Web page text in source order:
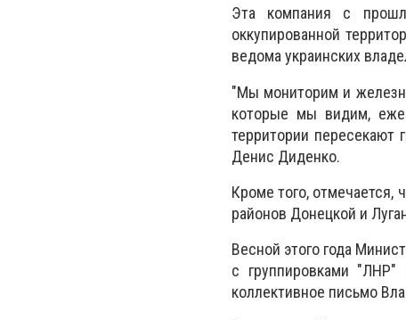
Эта компания с
оккупированной
ведома украинских
"Мы мониторим и
которые мы видим,
территории пересекают
Денис Диденко.
Кроме того, отмечается,
районов Донецкой и
Весной этого года
с группировками
коллективное письмо